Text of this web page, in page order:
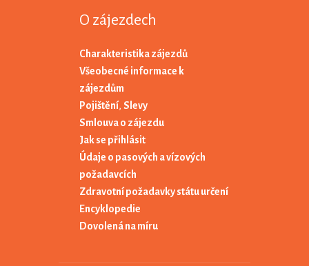
O zájezdech
Charakteristika zájezdů
Všeobecné informace k
zájezdům
Pojištění, Slevy
Smlouva o zájezdu
Jak se přihlásit
Údaje o pasových a vízových
požadavcích
Zdravotní požadavky státu určení
Encyklopedie
Dovolená na míru